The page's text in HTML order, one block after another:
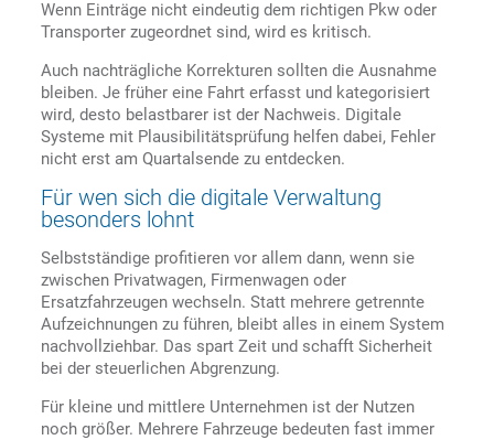
Wenn Einträge nicht eindeutig dem richtigen Pkw oder
Transporter zugeordnet sind, wird es kritisch.
Auch nachträgliche Korrekturen sollten die Ausnahme
bleiben. Je früher eine Fahrt erfasst und kategorisiert
wird, desto belastbarer ist der Nachweis. Digitale
Systeme mit Plausibilitätsprüfung helfen dabei, Fehler
nicht erst am Quartalsende zu entdecken.
Für wen sich die digitale Verwaltung
besonders lohnt
Selbstständige profitieren vor allem dann, wenn sie
zwischen Privatwagen, Firmenwagen oder
Ersatzfahrzeugen wechseln. Statt mehrere getrennte
Aufzeichnungen zu führen, bleibt alles in einem System
nachvollziehbar. Das spart Zeit und schafft Sicherheit
bei der steuerlichen Abgrenzung.
Für kleine und mittlere Unternehmen ist der Nutzen
noch größer. Mehrere Fahrzeuge bedeuten fast immer